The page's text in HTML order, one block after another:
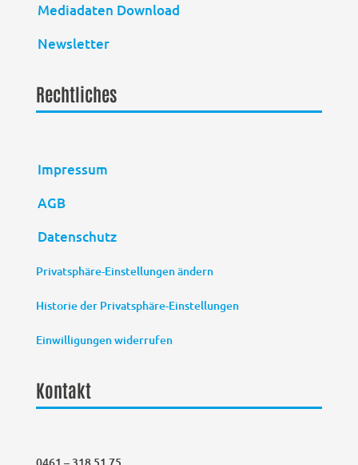
Mediadaten Download
Newsletter
Rechtliches
Impressum
AGB
Datenschutz
Privatsphäre-Einstellungen ändern
Historie der Privatsphäre-Einstellungen
Einwilligungen widerrufen
Kontakt